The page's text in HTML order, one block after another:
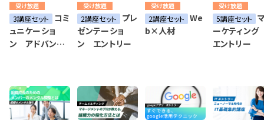
受け放題
3講座セット コミ
ュニケーショ
ン アドバンス
受け放題
2講座セット プレ
ゼンテーショ
ン エントリー
受け放題
2講座セット We
b×人材
受け放題
5講座セット
ーケティン
エントリー